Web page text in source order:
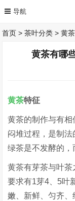
首页 >茶叶分类 >黄茶
黄茶有哪
黄茶特征
黄茶的制作与有
闷堆过程，是制法
绿茶是不发酵的，
黄茶有芽茶与叶
要求有1芽4、5叶
嫩、新鲜、匀齐、